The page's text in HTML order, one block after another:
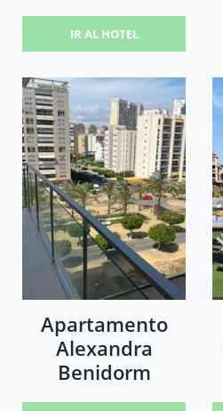
IR AL HOTEL
Apartamento
Alexandra
Benidorm